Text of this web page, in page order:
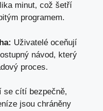
minut, což šetří
programem.
Uživatelé oceňují
návod, který
proces.
se cítí bezpečně,
jsou chráněny